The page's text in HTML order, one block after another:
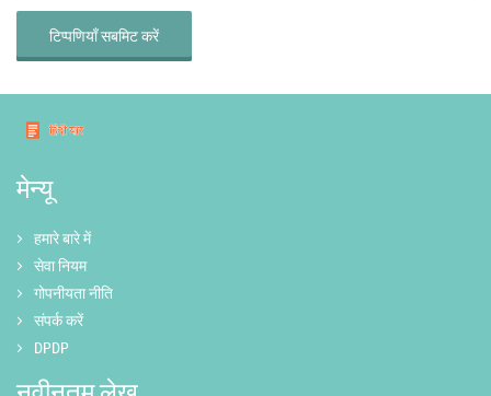
टिप्पणियाँ सबमिट करें
मेन्यू
हमारे बारे में
सेवा नियम
गोपनीयता नीति
संपर्क करें
DPDP